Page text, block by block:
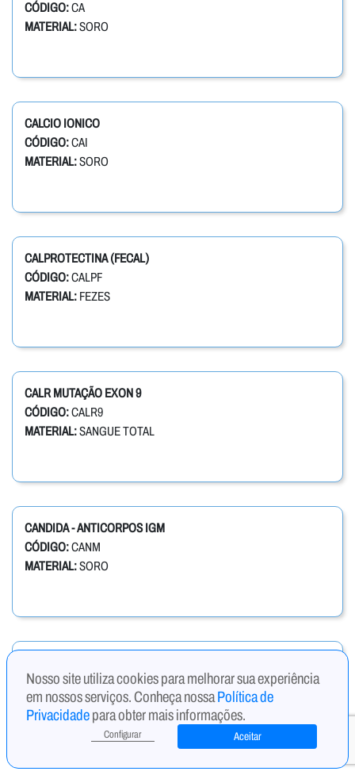
CÓDIGO:CA
MATERIAL:SORO
CALCIO IONICO
CÓDIGO:CAI
MATERIAL:SORO
CALPROTECTINA (FECAL)
CÓDIGO:CALPF
MATERIAL: FEZES
CALR MUTAÇÃO EXON 9
CÓDIGO:CALR9
MATERIAL:SANGUE TOTAL
CANDIDA - ANTICORPOS IGM
CÓDIGO:CANM
MATERIAL:SORO
CÓDIGO:CAIGM
MATERIAL:SORO
Nosso site utiliza cookies para melhorar sua experiência
em nossos serviços. Conheça nossaPolítica de
Privacidadepara obter mais informações.
Aceitar
Configurar